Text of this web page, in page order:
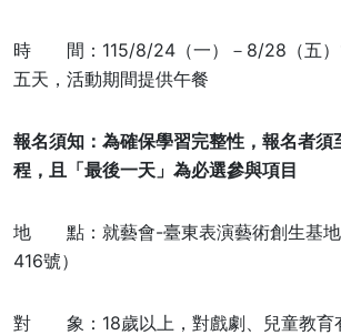
時 間：115/8/24（一）－8/28（五）
五天，活動期間提供午餐
報名須知：為確保學習完整性， 報名者須
程，且「最後一天」為必選參與項目
地 點：就藝會-臺東表演藝術創生基地
416號）
對 象：18歲以上，對戲劇、兒童教育